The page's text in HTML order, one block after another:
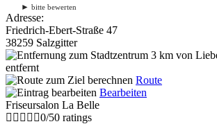
► bitte bewerten
Adresse:
Friedrich-Ebert-Straße 47
38259 Salzgitter
3 km von
entfernt
Route
Bearbeiten
Friseursalon La Belle
0/50 ratings